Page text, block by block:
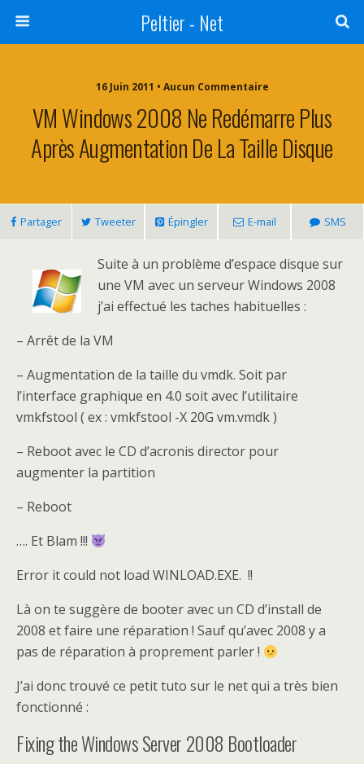
Peltier - Net
16 Juin 2011 • Aucun Commentaire
VM Windows 2008 Ne Redémarre Plus
Après Augmentation De La Taille Disque
Partager Tweeter Épingler E-mail SMS
Suite à un problème d’espace disque sur
une VM avec un serveur Windows 2008
j’ai effectué les taches habituelles :
– Arrêt de la VM
– Augmentation de la taille du vmdk. Soit par
l’interface graphique en 4.0 soit avec l’utilitaire
vmkfstool ( ex : vmkfstool -X 20G vm.vmdk )
– Reboot avec le CD d’acronis director pour
augmenter la partition
– Reboot
…. Et Blam !!!
Error it could not load WINLOAD.EXE. !!
Là on te suggère de booter avec un CD d’install de
2008 et faire une réparation ! Sauf qu’avec 2008 y a
pas de réparation à proprement parler !
J’ai donc trouvé ce petit tuto sur le net qui a très bien
fonctionné :
Fixing the Windows Server 2008 Bootloader